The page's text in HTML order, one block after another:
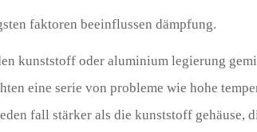
faktoren beeinflussen dämpfung.
kunststoff oder aluminium legierung
eine serie von probleme wie hohe
fall stärker als die kunststoff gehäuse,